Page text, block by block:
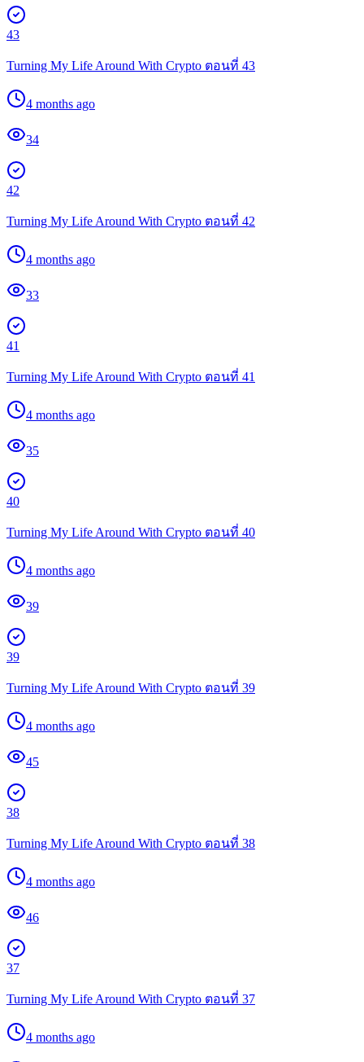
43
Turning My Life Around With Crypto ตอนที่ 43
4 months ago
34
42
Turning My Life Around With Crypto ตอนที่ 42
4 months ago
33
41
Turning My Life Around With Crypto ตอนที่ 41
4 months ago
35
40
Turning My Life Around With Crypto ตอนที่ 40
4 months ago
39
39
Turning My Life Around With Crypto ตอนที่ 39
4 months ago
45
38
Turning My Life Around With Crypto ตอนที่ 38
4 months ago
46
37
Turning My Life Around With Crypto ตอนที่ 37
4 months ago